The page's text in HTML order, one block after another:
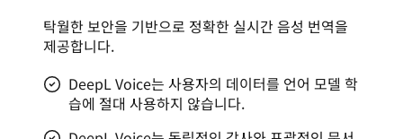
탁월한 보안을 기반으로 정확한 실시간 음성 번역을
제공합니다.
DeepL Voice는 사용자의 데이터를 언어 모델 학
습에 절대 사용하지 않습니다.